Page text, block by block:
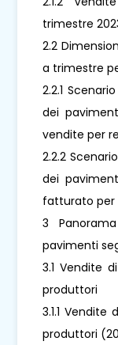
trimestre
2.2
a trimestre
2.2.1
dei
vendite per
2.2.2
dei
fatturato per
3
pavimenti
3.1 Vendite
produttori
3.1.1
produttori